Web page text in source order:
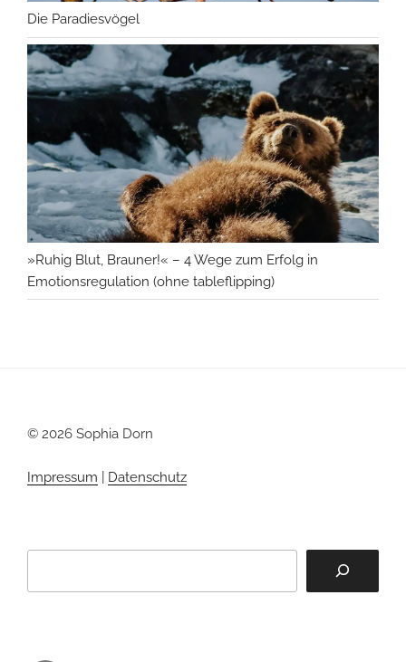
Die Paradiesvögel
»Ruhig Blut, Brauner!« – 4 Wege zum Erfolg in
Emotionsregulation (ohne tableflipping)
© 2026 Sophia Dorn
Impressum Datenschutz